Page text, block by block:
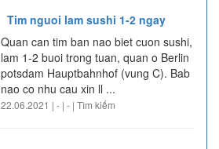
Tim nguoi lam sushi 1-2 ngay
Quan can tim ban nao biet cuon sushi,
lam 1-2 buoi trong tuan, quan o Berlin
potsdam Hauptbahnhof (vung C). Bab
nao co nhu cau xin ll ...
22.06.2021 | - | - | Tìm kiếm